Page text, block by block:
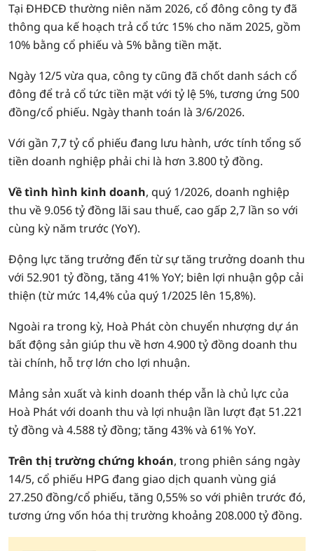
Tại ĐHĐCĐ thường niên năm 2026, cổ đông công ty đã
thông qua kế hoạch trả cổ tức 15% cho năm 2025, gồm
10% bằng cổ phiếu và 5% bằng tiền mặt.
Ngày 12/5 vừa qua, công ty cũng đã chốt danh sách cổ
đông để trả cổ tức tiền mặt với tỷ lệ 5%, tương ứng 500
đồng/cổ phiếu. Ngày thanh toán là 3/6/2026.
Với gần 7,7 tỷ cổ phiếu đang lưu hành, ước tính tổng số
tiền doanh nghiệp phải chi là hơn 3.800 tỷ đồng.
Về tình hình kinh doanh, quý 1/2026, doanh nghiệp
thu về 9.056 tỷ đồng lãi sau thuế, cao gấp 2,7 lần so với
cùng kỳ năm trước (YoY).
Động lực tăng trưởng đến từ sự tăng trưởng doanh thu
với 52.901 tỷ đồng, tăng 41% YoY; biên lợi nhuận gộp cải
thiện (từ mức 14,4% của quý 1/2025 lên 15,8%).
Ngoài ra trong kỳ, Hoà Phát còn chuyển nhượng dự án
bất động sản giúp thu về hơn 4.900 tỷ đồng doanh thu
tài chính, hỗ trợ lớn cho lợi nhuận.
Mảng sản xuất và kinh doanh thép vẫn là chủ lực của
Hoà Phát với doanh thu và lợi nhuận lần lượt đạt 51.221
tỷ đồng và 4.588 tỷ đồng; tăng 43% và 61% YoY.
Trên thị trường chứng khoán, trong phiên sáng ngày
14/5, cổ phiếu HPG đang giao dịch quanh vùng giá
27.250 đồng/cổ phiếu, tăng 0,55% so với phiên trước đó,
tương ứng vốn hóa thị trường khoảng 208.000 tỷ đồng.